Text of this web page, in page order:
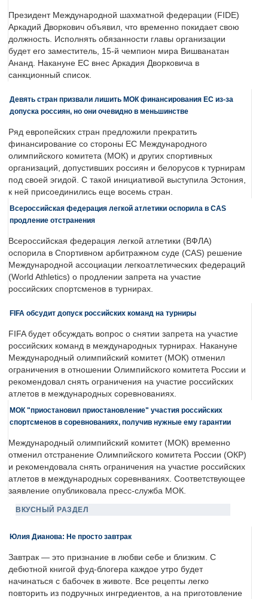
Президент Международной шахматной федерации (FIDE)
Аркадий Дворкович объявил, что временно покидает свою
должность. Исполнять обязанности главы организации
будет его заместитель, 15-й чемпион мира Вишванатан
Ананд. Накануне ЕС внес Аркадия Дворковича в
санкционный список.
Девять стран призвали лишить МОК финансирования ЕС из-за
допуска россиян, но они очевидно в меньшинстве
Ряд европейских стран предложили прекратить
финансирование со стороны ЕС Международного
олимпийского комитета (МОК) и других спортивных
организаций, допустивших россиян и белорусов к турнирам
под своей эгидой. С такой инициативой выступила Эстония,
к ней присоединились еще восемь стран.
Всероссийская федерация легкой атлетики оспорила в CAS
продление отстранения
Всероссийская федерация легкой атлетики (ВФЛА)
оспорила в Спортивном арбитражном суде (CAS) решение
Международной ассоциации легкоатлетических федераций
(World Athletics) о продлении запрета на участие
российских спортсменов в турнирах.
FIFA обсудит допуск российских команд на турниры
FIFA будет обсуждать вопрос о снятии запрета на участие
российских команд в международных турнирах. Накануне
Международный олимпийский комитет (МОК) отменил
ограничения в отношении Олимпийского комитета России и
рекомендовал снять ограничения на участие российских
атлетов в международных соревнованиях.
МОК "приостановил приостановление" участия российских
спортсменов в соревнованиях, получив нужные ему гарантии
Международный олимпийский комитет (МОК) временно
отменил отстранение Олимпийского комитета России (ОКР)
и рекомендовала снять ограничения на участие российских
атлетов в международных соревнваниях. Соответствующее
заявление опубликовала пресс-служба МОК.
ВКУСНЫЙ РАЗДЕЛ
Юлия Дианова: Не просто завтрак
Завтрак — это признание в любви себе и близким. С
дебютной книгой фуд-блогера каждое утро будет
начинаться с бабочек в животе. Все рецепты легко
повторить из подручных ингредиентов, а на приготовление